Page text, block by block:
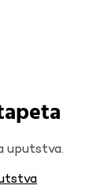
uputstva.